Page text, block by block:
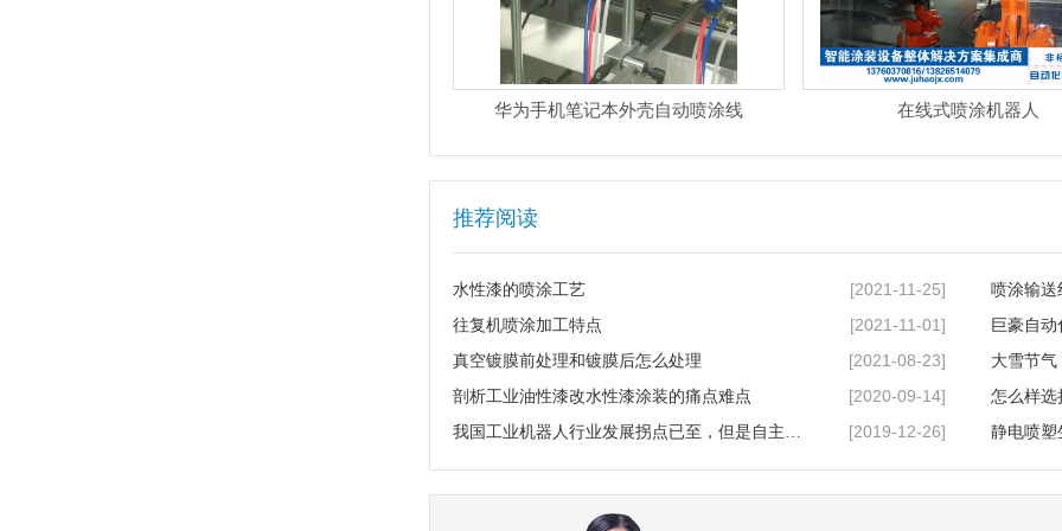
华为手机笔记本外壳自动喷涂线 在线式喷涂机器人
推荐阅读
水性漆的喷涂工艺 [2021-11-25]
喷涂输送
往复机喷涂加工特点
[2021-11-01]
巨豪自
真空镀膜前处理和镀膜后怎么处理
[2021-08-23]
大雪节
剖析工业油性漆改水性漆涂装的痛点难点
[2020-09-14]
怎么样选
我国工业机器人行业发展拐点已至，但是自主创新才是王道
[2019-12-26] 静电喷塑